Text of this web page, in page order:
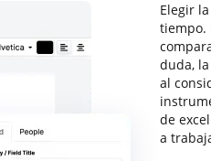
Elegir
tiempo.
duda,
al
de
a